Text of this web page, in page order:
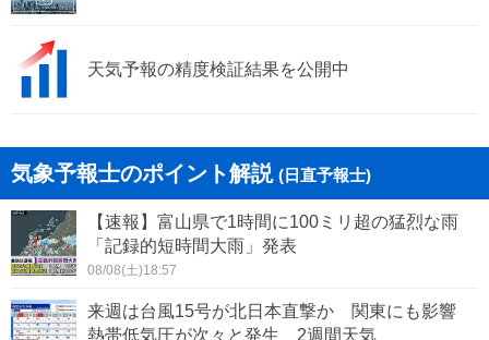
天気予報の精度検証結果を公開中
気象予報士のポイント解説 (日直予報士)
【速報】富山県で1時間に100ミリ超の猛烈な雨
「記録的短時間大雨」発表
08/08(土)18:57
来週は台風15号が北日本直撃か 関東にも影響
熱帯低気圧が次々と発生 2週間天気